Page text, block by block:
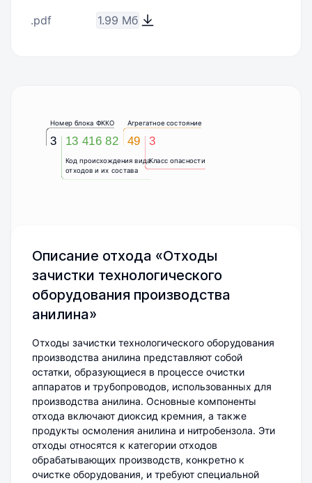
.pdf 1.99 Мб
3
Номер блока ФККО
Код происхождения вида
отходов и их состава
13 416 82
Агрегатное состояние
49
Класс опасности
3
Описание отхода «Отходы
зачистки технологического
оборудования производства
анилина»
Отходы зачистки технологического оборудования
производства анилина представляют собой
остатки, образующиеся в процессе очистки
аппаратов и трубопроводов, использованных для
производства анилина. Основные компоненты
отхода включают диоксид кремния, а также
продукты осмоления анилина и нитробензола. Эти
отходы относятся к категории отходов
обрабатывающих производств, конкретно к
очистке оборудования, и требуют специальной